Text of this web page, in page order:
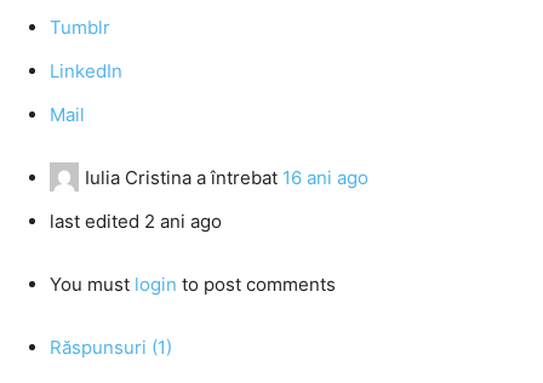
Tumblr
LinkedIn
Mail
Iulia Cristina a întrebat 16 ani ago
last edited 2 ani ago
You must login to post comments
Răspunsuri (1)